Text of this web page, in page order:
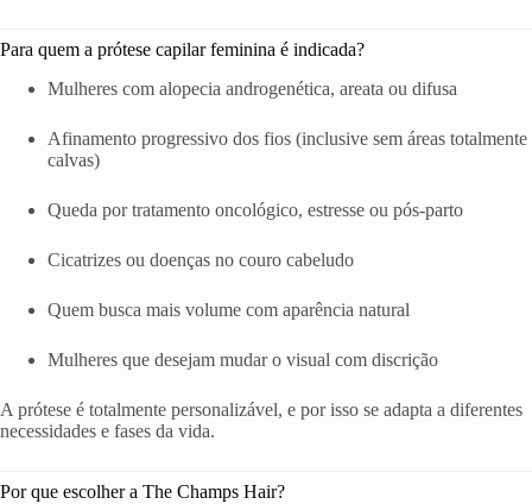
Para quem a prótese capilar feminina é indicada?
Mulheres com alopecia androgenética, areata ou difusa
Afinamento progressivo dos fios (inclusive sem áreas totalmente
calvas)
Queda por tratamento oncológico, estresse ou pós-parto
Cicatrizes ou doenças no couro cabeludo
Quem busca mais volume com aparência natural
Mulheres que desejam mudar o visual com discrição
A prótese é totalmente personalizável, e por isso se adapta a diferentes
necessidades e fases da vida.
Por que escolher a The Champs Hair?